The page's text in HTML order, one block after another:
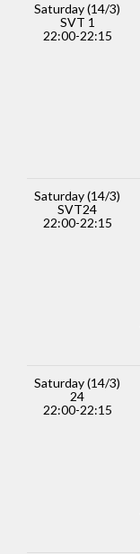
Saturday (14/3)
SVT 1
22:00-22:15
Saturday (14/3)
SVT24
22:00-22:15
Saturday (14/3)
24
22:00-22:15